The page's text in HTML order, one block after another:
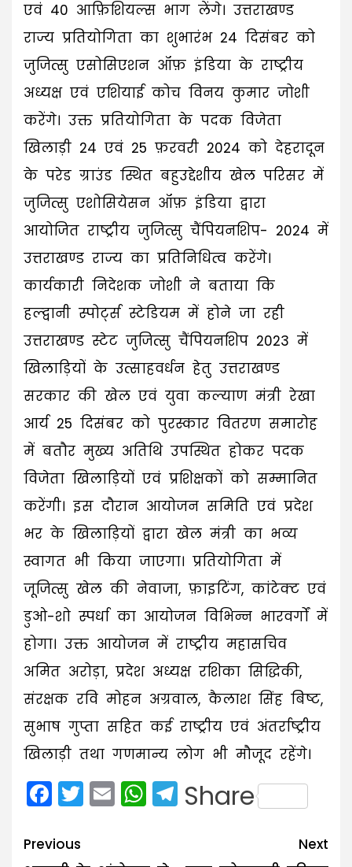
एवं 40 आफ़िशियल्स भाग लेंगे। उत्तराखण्ड
राज्य प्रतियोगिता का शुभारंभ 24 दिसंबर को
जुजित्सु एसोसिएशन ऑफ़ इंडिया के राष्ट्रीय
अध्यक्ष एवं एशियाई कोच विनय कुमार जोशी
करेंगे। उक्त प्रतियोगिता के पदक विजेता
खिलाड़ी 24 एवं 25 फ़रवरी 2024 को देहरादून
के परेड ग्राउंड स्थित बहुउद्देशीय खेल परिसर में
जुजित्सु एशोसियेसन ऑफ़ इंडिया द्वारा
आयोजित राष्ट्रीय जुजित्सु चैंपियनशिप- 2024 में
उत्तराखण्ड राज्य का प्रतिनिधित्व करेंगे।
कार्यकारी निदेशक जोशी ने बताया कि
हल्द्वानी स्पोर्ट्स स्टेडियम में होने जा रही
उत्तराखण्ड स्टेट जुजित्सु चैंपियनशिप 2023 में
खिलाड़ियों के उत्साहवर्धन हेतु उत्तराखण्ड
सरकार की खेल एवं युवा कल्याण मंत्री रेखा
आर्य 25 दिसंबर को पुरस्कार वितरण समारोह
में बतौर मुख्य अतिथि उपस्थित होकर पदक
विजेता खिलाड़ियों एवं प्रशिक्षकों को सम्मानित
करेंगी। इस दौरान आयोजन समिति एवं प्रदेश
भर के खिलाड़ियों द्वारा खेल मंत्री का भव्य
स्वागत भी किया जाएगा। प्रतियोगिता में
जूजित्सु खेल की नेवाजा, फ़ाइटिंग, कांटेक्ट एवं
डुओ-शो स्पर्धा का आयोजन विभिन्न भारवर्गों में
होगा। उक्त आयोजन में राष्ट्रीय महासचिव
अमित अरोड़ा, प्रदेश अध्यक्ष रशिका सिद्धिकी,
संरक्षक रवि मोहन अग्रवाल, कैलाश सिंह बिष्ट,
सुभाष गुप्ता सहित कई राष्ट्रीय एवं अंतर्राष्ट्रीय
खिलाड़ी तथा गणमान्य लोग भी मौजूद रहेंगे।
Facebook
Twitter
EmailWhatsApp
Telegram
Share
Post
Previous
Next